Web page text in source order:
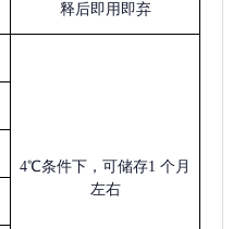
释后即用即弃
4℃条件下，可储存1 个月
左右